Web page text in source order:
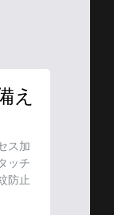
え
ス加
ッチ
防止